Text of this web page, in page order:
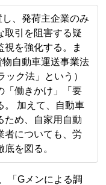
し、発荷主企業のみ
取引を阻害する疑
視を強化する。ま
自動車運送事業法
ック法」という）
「働きかけ」「要
。 加えて、自動車
ため、自家用自動
者についても、労
を図る。
「Gメンによる調